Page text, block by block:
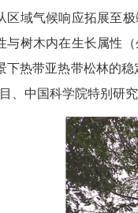
区域气候响应拓展至
与树木内在生长属性
下热带亚热带松林的
、中国科学院特别研